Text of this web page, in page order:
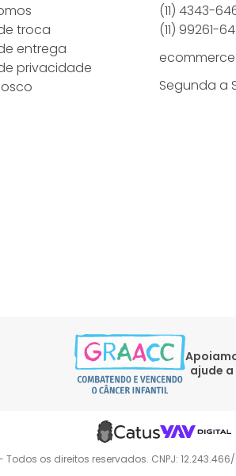
troca
entrega
privacidade
(11) 4343-
(11) 99261-
Segunda a
ajude
os direitos reservados. CNPJ: